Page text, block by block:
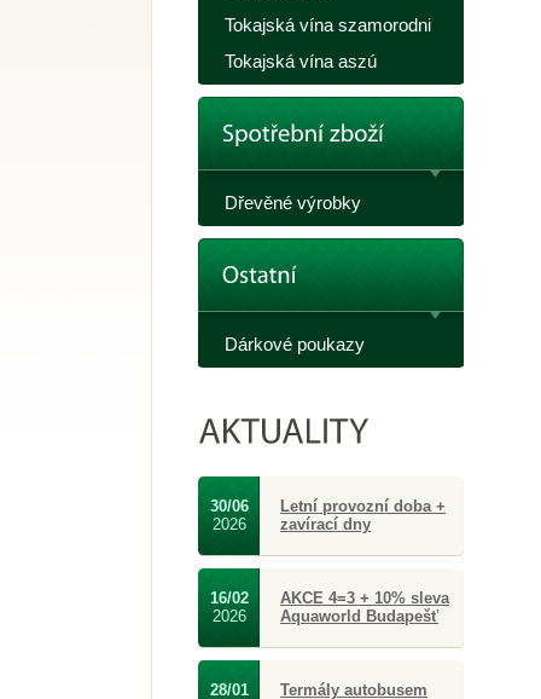
Tokajská vína szamorodni
Tokajská vína aszú
Dřevěné výrobky
Dárkové poukazy
30/06
2026
Letní provozní doba +
zavírací dny
16/02
2026
AKCE 4=3 + 10% sleva
Aquaworld Budapešť
28/01 Termály autobusem